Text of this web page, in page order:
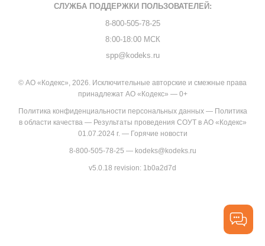
СЛУЖБА ПОДДЕРЖКИ ПОЛЬЗОВАТЕЛЕЙ:
8-800-505-78-25
8:00-18:00 МСК
spp@kodeks.ru
© АО «Кодекс», 2026. Исключительные авторские и смежные права
принадлежат АО «Кодекс» — 0+
Политика конфиденциальности персональных данных— Политика
в области качества— Результаты проведения СОУТ в АО «Кодекс»
01.07.2024 г.— Горячие новости
8-800-505-78-25 — kodeks@kodeks.ru
v5.0.18 revision: 1b0a2d7d